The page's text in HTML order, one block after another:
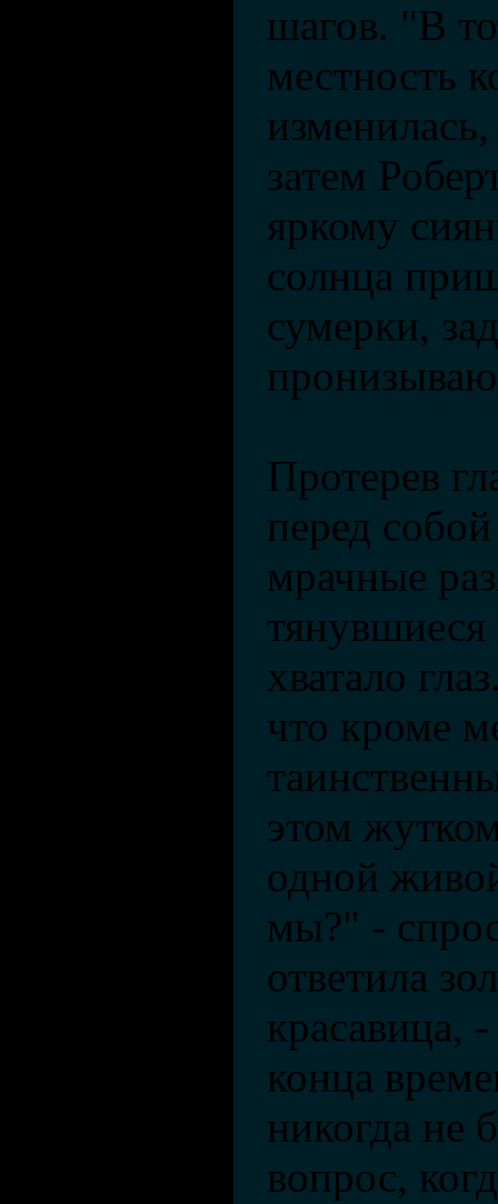
шагов. "В
местность
затем
яркому
солнца
сумерки,
Протерев
перед
мрачные
тянувшиеся
хватало
что кроме
этом
одной
мы?" -
ответила
красавица,
конца
никогда не
вопрос,